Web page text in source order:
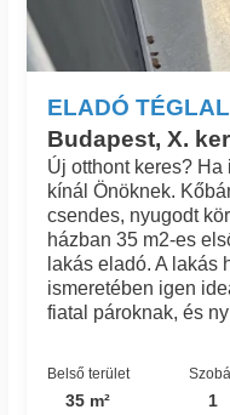
ELADÓ
Budapest, X.
Új otthont keres?
kínál Önöknek.
csendes, nyugodt
házban 35 m2-es
lakás eladó. A lakás
ismeretében igen
fiatal pároknak, és
Belső terület
35 m² 1